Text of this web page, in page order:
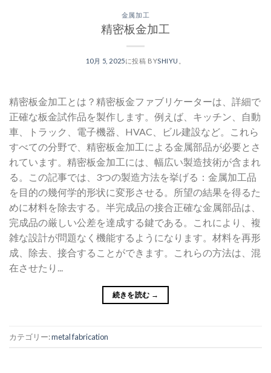
金属加工
精密板金加工
10月 5, 2025に投稿 BYSHIYU
精密板金加工とは？精密板金ファブリケーターは、詳細で
正確な板金試作品を製作します。例えば、キッチン、自動
車、トラック、電子機器、HVAC、ビル建設など。これら
すべての分野で、精密板金加工による金属部品が必要とさ
れています。精密板金加工には、幅広い製造技術が含まれ
る。この記事では、3つの製造方法を挙げる：金属加工品
を目的の幾何学的形状に変形させる。所望の結果を得るた
めに材料を除去する。半完成品の接合正確な金属部品は、
完成品の厳しい公差を達成する鍵である。これにより、複
雑な設計が問題なく機能するようになります。材料を再形
成、除去、接合することができます。これらの方法は、混
在させたり...
続きを読む →
カテゴリー:metal fabrication